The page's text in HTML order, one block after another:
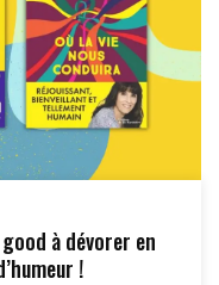
à dévorer en
!